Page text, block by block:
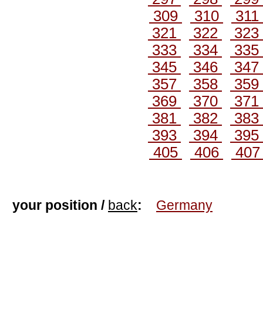
309
310
311
321
322
323
333
334
335
345
346
347
357
358
359
369
370
371
381
382
383
393
394
395
405
406
your position / back: Germany